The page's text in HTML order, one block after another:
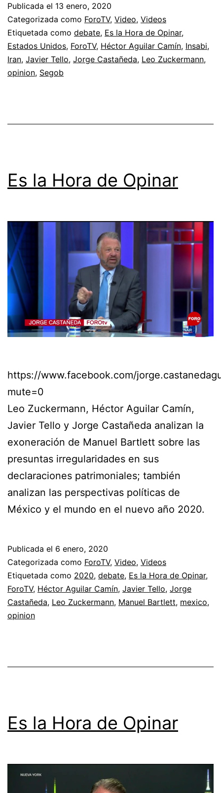
Publicada el 13 enero, 2020
Categorizada como ForoTV, Video, Videos
Etiquetada como debate, Es la Hora de Opinar,
Estados Unidos, ForoTV, Héctor Aguilar Camín, Insabi,
Iran, Javier Tello, Jorge Castañeda, Leo Zuckermann,
opinion, Segob
Es la Hora de Opinar
https://www.facebook.com/
mute=0
Leo Zuckermann, Héctor Aguilar Camín,
Javier Tello y Jorge Castañeda analizan la
exoneración de Manuel Bartlett sobre las
presuntas irregularidades en sus
declaraciones patrimoniales; también
analizan las perspectivas políticas de
México y el mundo en el nuevo año 2020.
Publicada el 6 enero, 2020
Categorizada como ForoTV, Video, Videos
Etiquetada como 2020, debate, Es la Hora de Opinar,
ForoTV, Héctor Aguilar Camín, Javier Tello, Jorge
Castañeda, Leo Zuckermann, Manuel Bartlett, mexico,
opinion
Es la Hora de Opinar